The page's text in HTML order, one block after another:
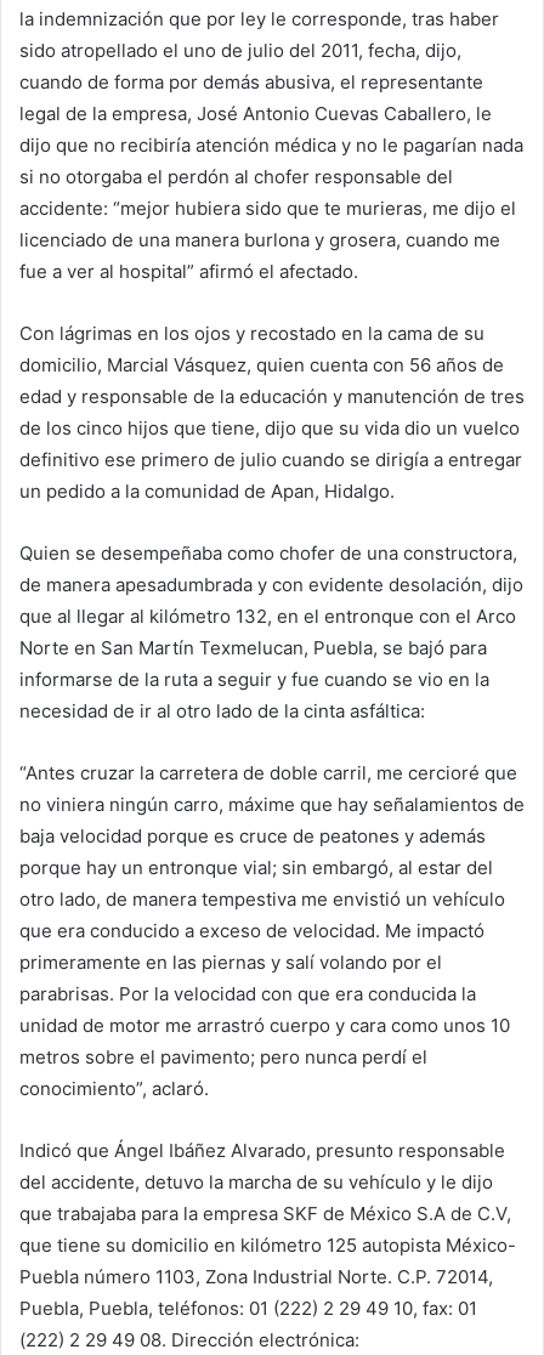
la indemnización que por ley le corresponde, tras haber
sido atropellado el uno de julio del 2011, fecha, dijo,
cuando de forma por demás abusiva, el representante
legal de la empresa, José Antonio Cuevas Caballero, le
dijo que no recibiría atención médica y no le pagarían nada
si no otorgaba el perdón al chofer responsable del
accidente: “mejor hubiera sido que te murieras, me dijo el
licenciado de una manera burlona y grosera, cuando me
fue a ver al hospital” afirmó el afectado.
Con lágrimas en los ojos y recostado en la cama de su
domicilio, Marcial Vásquez, quien cuenta con 56 años de
edad y responsable de la educación y manutención de tres
de los cinco hijos que tiene, dijo que su vida dio un vuelco
definitivo ese primero de julio cuando se dirigía a entregar
un pedido a la comunidad de Apan, Hidalgo.
Quien se desempeñaba como chofer de una constructora,
de manera apesadumbrada y con evidente desolación, dijo
que al llegar al kilómetro 132, en el entronque con el Arco
Norte en San Martín Texmelucan, Puebla, se bajó para
informarse de la ruta a seguir y fue cuando se vio en la
necesidad de ir al otro lado de la cinta asfáltica:
“Antes cruzar la carretera de doble carril, me cercioré que
no viniera ningún carro, máxime que hay señalamientos de
baja velocidad porque es cruce de peatones y además
porque hay un entronque vial; sin embargó, al estar del
otro lado, de manera tempestiva me envistió un vehículo
que era conducido a exceso de velocidad. Me impactó
primeramente en las piernas y salí volando por el
parabrisas. Por la velocidad con que era conducida la
unidad de motor me arrastró cuerpo y cara como unos 10
metros sobre el pavimento; pero nunca perdí el
conocimiento”, aclaró.
Indicó que Ángel Ibáñez Alvarado, presunto responsable
del accidente, detuvo la marcha de su vehículo y le dijo
que trabajaba para la empresa SKF de México S.A de C.V,
que tiene su domicilio en kilómetro 125 autopista México-
Puebla número 1103, Zona Industrial Norte. C.P. 72014,
Puebla, Puebla, teléfonos: 01 (222) 2 29 49 10, fax: 01
(222) 2 29 49 08. Dirección electrónica: